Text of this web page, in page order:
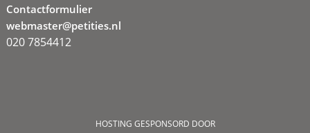
Contactformulier
webmaster@petities.nl
020 7854412
HOSTING GESPONSORD DOOR